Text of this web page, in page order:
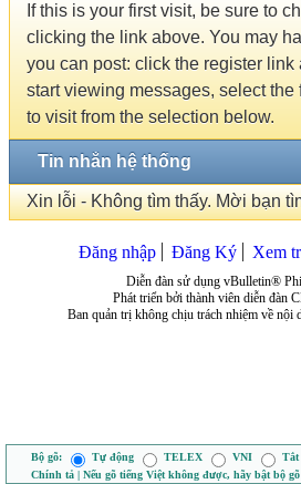
If this is your first visit, be sure to
clicking the link above. You may
you can post: click the register link
start viewing messages, select the
to visit from the selection below.
Tin nhắn hệ thống
Xin lỗi - Không tìm thấy. Mời bạn
Đăng nhập Đăng Ký Xem
Diễn đàn sử dụng vBulletin®
Phát triển bởi thành viên diễn đàn
Ban quản trị không chịu trách nhiệm về nội
Bộ gõ: Tự động TELEX VNI Tắt
Chính tả | Nếu gõ tiếng Việt không được, hãy bật bộ